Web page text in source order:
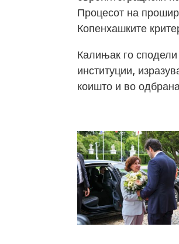
Процесот на
Копенхашките
Калињак го сподели
институции,
коишто и во